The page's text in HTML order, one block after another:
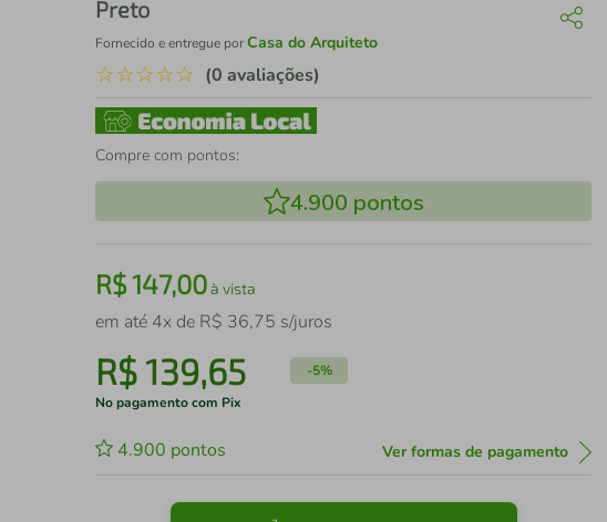
Preto
Fornecido e entregue porCasa do Arquiteto
☆☆☆☆☆ (0 avaliações)
Compre com pontos:
4.900 pontos
R$147,00à vista
em até 4x de R$ 36,75 s/juros
R$139,65 -5%
No pagamento com Pix
4.900 pontos Ver formas de pagamento